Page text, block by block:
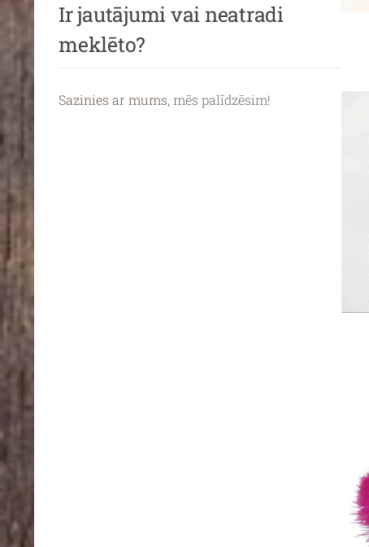
Ir jautājumi vai neatradi
meklēto?
Sazinies ar mums, mēs palīdzēsim!